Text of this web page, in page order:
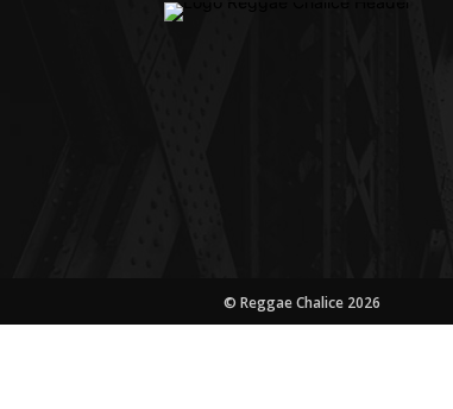
© Reggae Chalice 2026